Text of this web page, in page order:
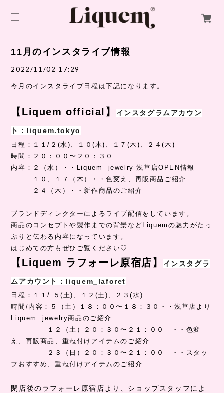
11月のインスタライブ情報
2022/11/02 17:29
今月のインスタライブ日程は下記になります。
【Liquem official】 インスタグラムアカウン
ト：liquem.tokyo
日程：１１/２(水)、１０(木)、１７(木)、２４(木)
時間：２０：００〜２０：３０
内容：２（水）・・Liquem jewelry 浅草店OPEN情報
１０、１７（木）・・色変え、再販商品ご紹介
２４（木）・・新作商品のご紹介
ブランドディレクターによるライブ配信をしています。
商品のコンセプトや製作までの背景などLiquemの魅力がたっ
ぷりと伝わる内容になっています。
はじめての方もぜひご覧ください♡
【Liquem ラフォーレ原宿店】 インスタグラ
ムアカウント：liquem_laforet
日程：１１/ ５(土)、１２(土)、２３(水)
時間/内容：５（土）１８：００〜１８：３０・・浅草店より
Liquem jewelry商品のご紹介
１２（土）２０：３０〜２１：００ ・・色変
え、再販商品、重ね付けアイテムのご紹介
２３（日）２０：３０〜２１：００ ・・スタッ
フおすすめ、重ね付けアイテムのご紹介
閉店後のラフォーレ原宿店より、ショップスタッフによ